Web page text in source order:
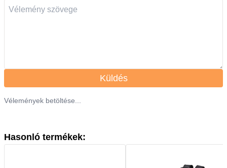
Küldés
Vélemények betöltése...
Hasonló termékek: